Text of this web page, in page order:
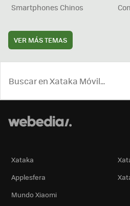
Smartphones Chinos
VER MÁS TEMAS
Xataka
Applesfera
Mundo Xiaomi